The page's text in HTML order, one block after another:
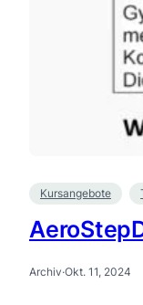
Kursangebote
Archiv·Okt. 11, 2024